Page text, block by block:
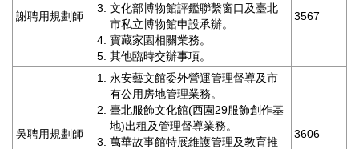
相
關
謝聘用規劃師
文化部博物館評鑑聯繫窗口及臺北
市私立博物館申設承辦。
寶藏家園相關業務。
其他臨時交辦事項。
3567
吳聘用規劃師
永安藝文館委外營運管理督導及市
有公用房地管理業務。
臺北服飾文化館(西園29服飾創作基
地)出租及管理督導業務。
萬華故事館特展維護管理及教育推
3606